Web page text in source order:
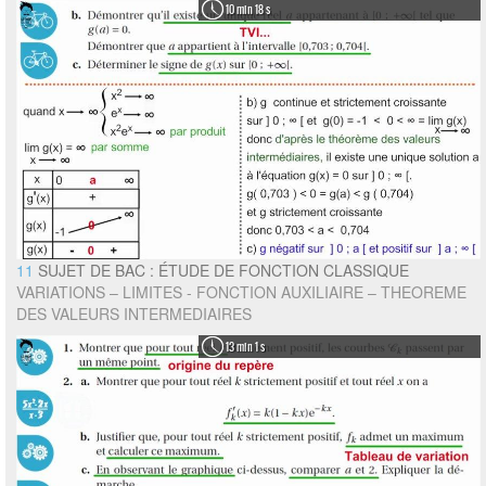
10 min 18 s
11 SUJET DE BAC : ÉTUDE DE FONCTION CLASSIQUE
VARIATIONS – LIMITES - FONCTION AUXILIAIRE – THEOREME
DES VALEURS INTERMEDIAIRES
13 min 1 s